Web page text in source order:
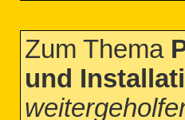
Zum Thema
und